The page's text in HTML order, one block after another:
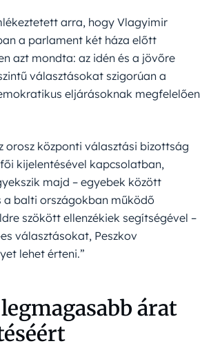
arra, hogy Vlagyimir
a parlament két háza előtt
azt mondta: az idén és a jövőre
választásokat szigorúan a
eljárásoknak megfelelően
orosz központi választási bizottság
kijelentésével kapcsolatban,
majd – egyebek között
a balti országokban működő
szökött ellenzékiek segítségével –
választásokat, Peszkov
lehet érteni.”
árat